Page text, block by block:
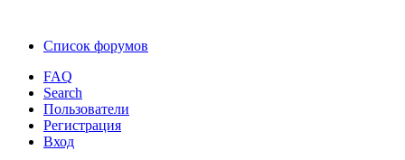
Список форумов
FAQ
Search
Пользователи
Регистрация
Вход